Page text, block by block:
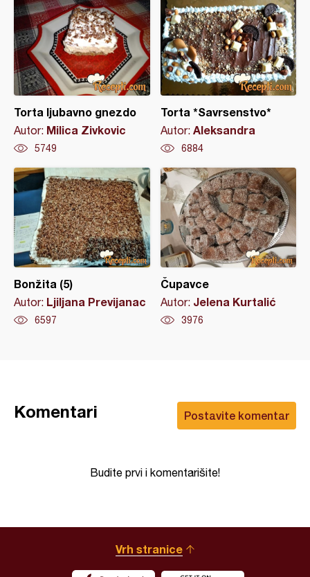
Torta ljubavno gnezdo
Autor: Milica Zivkovic
5749
Torta *Savrsenstvo*
Autor: Aleksandra
6884
Bonžita (5)
Autor: Ljiljana Previjanac
6597
Čupavce
Autor: Jelena Kurtalić
3976
Postavite komentar
Komentari
Budite prvi i komentarišite!
Vrh stranice